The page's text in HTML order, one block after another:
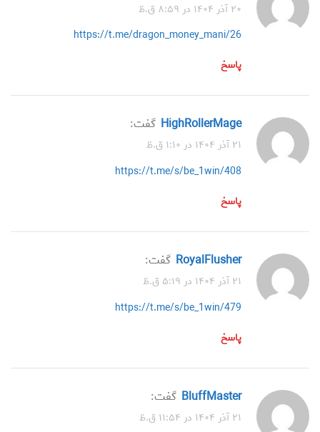
۲۰ آذر ۱۴۰۴ در ۸:۵۹ ق.ظ
https://t.me/dragon_money_mani/26
پاسخ
HighRollerMage گفت:
۲۱ آذر ۱۴۰۴ در ۱:۱۰ ق.ظ
https://t.me/s/be_1win/408
پاسخ
RoyalFlusher گفت:
۲۱ آذر ۱۴۰۴ در ۵:۱۹ ق.ظ
https://t.me/s/be_1win/479
پاسخ
BluffMaster گفت:
۲۱ آذر ۱۴۰۴ در ۱۱:۵۴ ق.ظ